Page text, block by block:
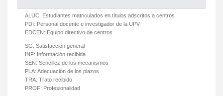
ALUC: Estudiantes matriculados en títulos adscritos a centros
PDI: Personal docente e investigador de la UPV
EDCEN: Equipo directivo de centros
SG: Satisfacción general
INF: Información recibida
SEN: Sencillez de los mecanismos
PLA: Adecuación de los plazos
TRA: Trato recibido
PROF: Profesionalidad